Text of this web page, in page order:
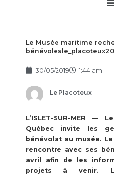
Le Musée maritime
30/05/2019 1:44 am
Le Placoteux
L’ISLET-SUR-MER —
Québec invite les
bénévolat au musée.
rencontre avec ses
avril afin de les
projets à venir.